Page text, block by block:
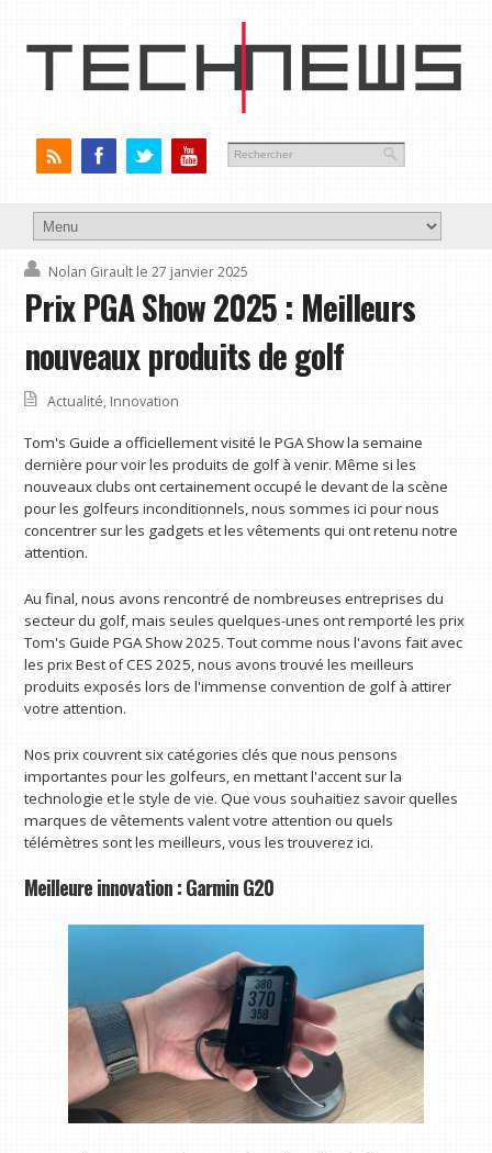
Nolan Girault le 27 janvier 2025
Prix ​​PGA Show 2025 : Meilleurs
nouveaux produits de golf
Actualité, Innovation
Tom's Guide a officiellement visité le PGA Show la semaine
dernière pour voir les produits de golf à venir. Même si les
nouveaux clubs ont certainement occupé le devant de la scène
pour les golfeurs inconditionnels, nous sommes ici pour nous
concentrer sur les gadgets et les vêtements qui ont retenu notre
attention.
Au final, nous avons rencontré de nombreuses entreprises du
secteur du golf, mais seules quelques-unes ont remporté les prix
Tom's Guide PGA Show 2025. Tout comme nous l'avons fait avec
les prix Best of CES 2025, nous avons trouvé les meilleurs
produits exposés lors de l'immense convention de golf à attirer
votre attention.
Nos prix couvrent six catégories clés que nous pensons
importantes pour les golfeurs, en mettant l'accent sur la
technologie et le style de vie. Que vous souhaitiez savoir quelles
marques de vêtements valent votre attention ou quels
télémètres sont les meilleurs, vous les trouverez ici.
Meilleure innovation : Garmin G20